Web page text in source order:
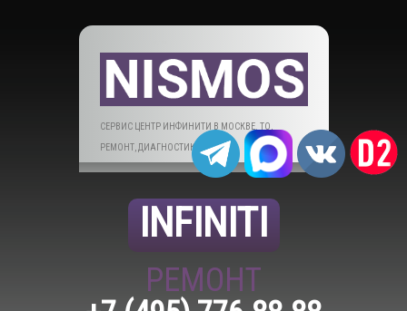
СЕРВИС ЦЕНТР ИНФИНИТИ В МОСКВЕ. ТО,
РЕМОНТ, ДИАГНОСТИКА.
INFINITI
РЕМОНТ